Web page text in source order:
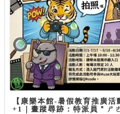
【康樂本館-暑假教育推廣
+1｜畫蹤尋跡：特派員＂ㄕ